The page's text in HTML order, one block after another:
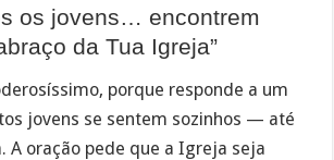
os jovens… encontrem
da Tua Igreja”
porque responde a um
jovens se sentem sozinhos — até
A oração pede que a Igreja seja